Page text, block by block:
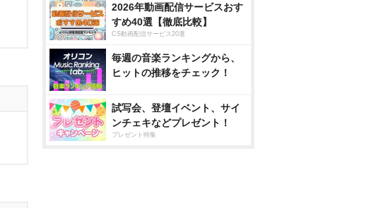
2026年動画配信サービスおす
すめ40選【徹底比較】
CS動画配信サービス20選
毎週の音楽ランキングから、
ヒットの推移をチェック！
試写会、登壇イベント、サイ
ンチェキなどプレゼント！
プレゼント特集